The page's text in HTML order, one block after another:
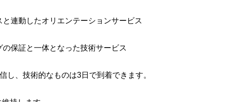
リエンテーションサービス
となった技術サービス
し、技術的なものは3日で到着できます。